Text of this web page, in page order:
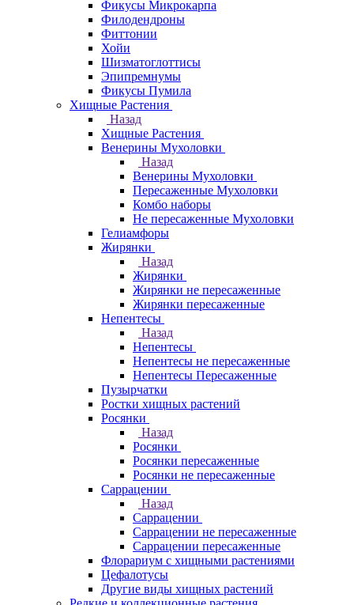
Фикусы Микрокарпа
Филодендроны
Фиттонии
Хойи
Шизматоглоттисы
Эпипремнумы
Фикусы Пумила
Хищные Растения
Назад
Хищные Растения
Венерины Мухоловки
Назад
Венерины Мухоловки
Пересаженные Мухоловки
Комбо наборы
Не пересаженные Мухоловки
Гелиамфоры
Жирянки
Назад
Жирянки
Жирянки не пересаженные
Жирянки пересаженные
Непентесы
Назад
Непентесы
Непентесы не пересаженные
Непентесы Пересаженные
Пузырчатки
Ростки хищных растений
Росянки
Назад
Росянки
Росянки пересаженные
Росянки не пересаженные
Саррацении
Назад
Саррацении
Саррацении не пересаженные
Саррацении пересаженные
Флорариум с хищными растениями
Цефалотусы
Другие виды хищных растений